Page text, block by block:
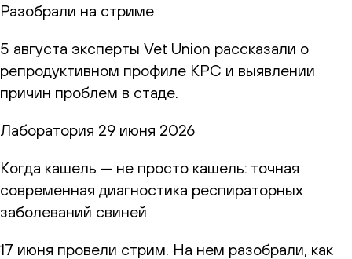
Разобрали на стриме
5 августа эксперты Vet Union рассказали о
репродуктивном профиле КРС и выявлении
причин проблем в стаде.
Лаборатория 29 июня 2026
Когда кашель — не просто кашель: точная
современная диагностика респираторных
заболеваний свиней
17 июня провели стрим. На нем разобрали, как